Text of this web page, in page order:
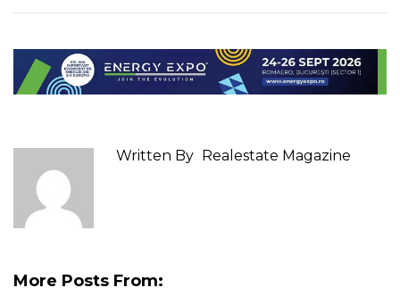
Written By Realestate Magazine
More Posts From: